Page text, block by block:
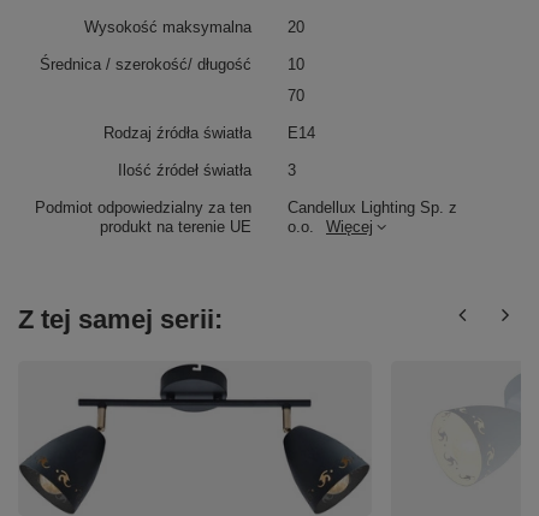
Podmiot odpowiedzialny za ten
produkt na terenie UE
Candellux Lighting Sp. z
o.o.
Więcej
Wysokość maksymalna 20
Średnica / szerokość/ długość
10
70
Rodzaj źródła światła E14
Ilość źródeł światła 3
Z tej samej serii: